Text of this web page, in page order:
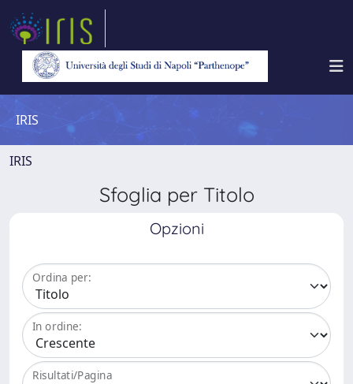
IRIS
IRIS
Sfoglia per Titolo
Opzioni
Ordina per:
In ordine:
Risultati/Pagina